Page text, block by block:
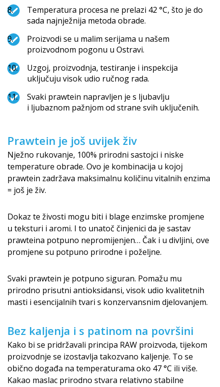
Temperatura procesa ne prelazi 42 °C, što je do
sada najnježnija metoda obrade.
Proizvodi se u malim serijama u našem
proizvodnom pogonu u Ostravi.
Uzgoj, proizvodnja, testiranje i inspekcija
uključuju visok udio ručnog rada.
Svaki prawtein napravljen je s ljubavlju
i ljubaznom pažnjom od strane svih uključenih.
Prawtein je još uvijek živ
Nježno rukovanje, 100% prirodni sastojci i niske
temperature obrade. Ovo je kombinacija u kojoj
prawtein zadržava maksimalnu količinu vitalnih enzima
= još je živ.
Dokaz te živosti mogu biti i blage enzimske promjene
u teksturi i aromi. I to unatoč činjenici da je sastav
prawteina potpuno nepromijenjen… Čak i u divljini, ove
promjene su potpuno prirodne i poželjne.
Svaki prawtein je potpuno siguran. Pomažu mu
prirodno prisutni antioksidansi, visok udio kvalitetnih
masti i esencijalnih tvari s konzervansnim djelovanjem.
Bez kaljenja i s patinom na površini
Kako bi se pridržavali principa RAW proizvoda, tijekom
proizvodnje se izostavlja takozvano kaljenje. To se
obično događa na temperaturama oko 47 °C ili više.
Kakao maslac prirodno stvara relativno stabilne